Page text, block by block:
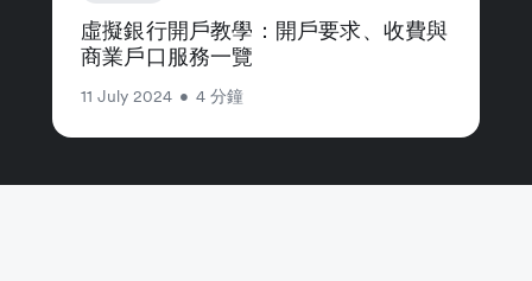
虛擬銀行開戶教學：開戶要求、收費與
商業戶口服務一覽
11 July 2024 • 4 分鐘